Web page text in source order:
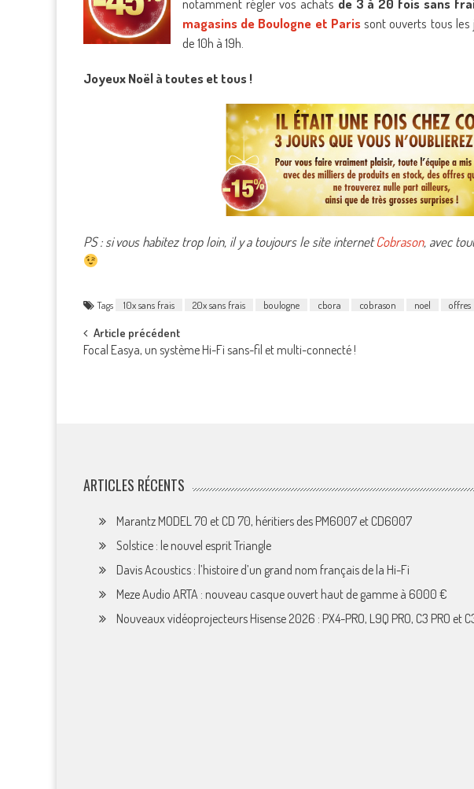
notamment régler vos achats de 3 à 20 fois sans
magasins de Boulogne et Parissont ouverts tous les
de 10h à 19h.
Joyeux Noël à toutes et tous !
PS : si vous habitez trop loin, il y a toujours le site internetCobrason, avec
Tags 10x sans frais 20x sans frais boulogne cbora cobrason noel offres
Post
navigation
Article précédent
Focal Easya, un système Hi-Fi sans-fil et multi-connecté !
ARTICLES RÉCENTS
Marantz MODEL 70 et CD 70, héritiers des PM6007 et CD6007
Solstice : le nouvel esprit Triangle
Davis Acoustics : l’histoire d’un grand nom français de la Hi-Fi
Meze Audio ARTA : nouveau casque ouvert haut de gamme à 6000 €
Nouveaux vidéoprojecteurs Hisense 2026 : PX4-PRO, L9Q PRO, C3 PRO et